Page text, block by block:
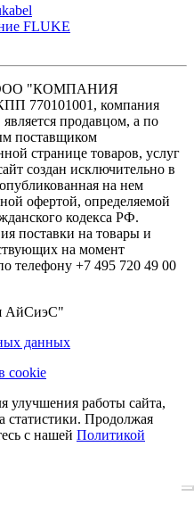
FLUKE
ООО "КОМПАНИЯ
770101001, компания
продавцом, а по
поставщиком
странице товаров, услуг
создан исключительно в
на нем
офертой, определяемой
кодекса РФ.
поставки на товары и
на момент
телефону +7 495 720 49 00
АйСиэС"
данных
cookie
улучшения работы сайта,
статистики. Продолжая
с нашей Политикой